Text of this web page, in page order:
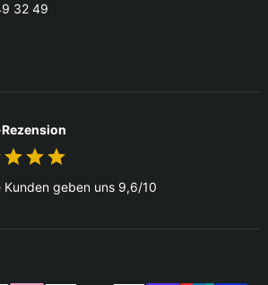
32 49
Kunden geben uns 9,6/10